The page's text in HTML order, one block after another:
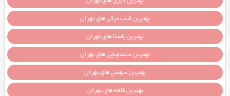
بهترین کباب ترکی های تهران
بهترین پاستا های تهران
بهترین ساندویچی های تهران
بهترین سوشی های تهران
بهترین کافه های تهران